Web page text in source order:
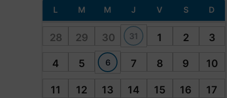
L M M J V S D
28 29 30 31 1 2 3
4 5 6 7 8 9 10
11 12 13 14 15 16 17